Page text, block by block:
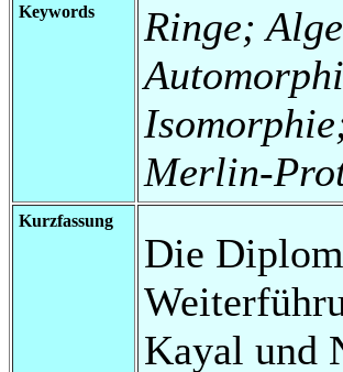
Keywords
Ringe;
Merlin-
Kurzfassung
Die
Kayal und